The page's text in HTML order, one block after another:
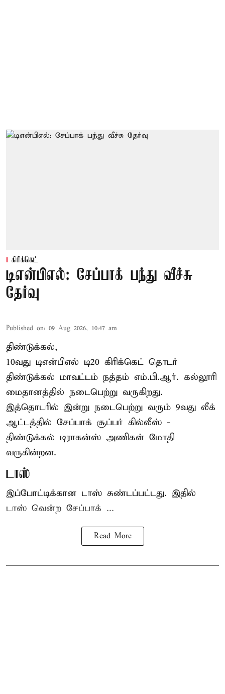
கிரிக்கெட்
டிஎன்பிஎல்: சேப்பாக் பந்து வீச்சு
தேர்வு
Published on: 09 Aug 2026, 10:47 am
திண்டுக்கல்,
10வது டிஎன்பிஎல் டி20 கிரிக்கெட் தொடர்
திண்டுக்கல் மாவட்டம் நத்தம் எம்.பி.ஆர். கல்லூரி
மைதானத்தில் நடைபெற்று வருகிறது.
இத்தொடரில் இன்று நடைபெற்று வரும் 9வது லீக்
ஆட்டத்தில் சேப்பாக் சூப்பர் கில்லீஸ் -
திண்டுக்கல் டிராகன்ஸ் அணிகள் மோதி
வருகின்றன.
டாஸ்
இப்போட்டிக்கான டாஸ் சுண்டப்பட்டது. இதில்
டாஸ் வென்ற சேப்பாக் ...
Read More